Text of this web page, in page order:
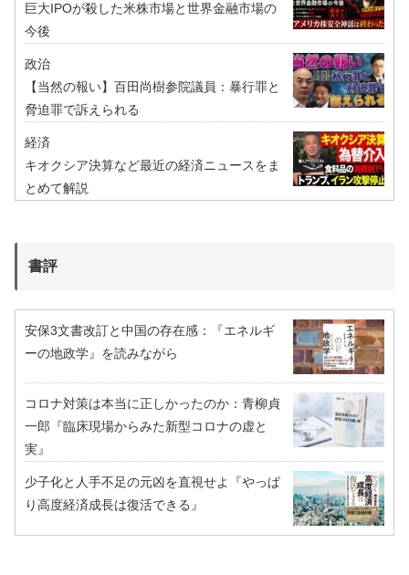
巨大IPOが殺した米株市場と世界金融市場の
今後
政治
【当然の報い】百田尚樹参院議員：暴行罪と
脅迫罪で訴えられる
経済
キオクシア決算など最近の経済ニュースをま
とめて解説
書評
安保3文書改訂と中国の存在感：『エネルギ
ーの地政学』を読みながら
コロナ対策は本当に正しかったのか：青柳貞
一郎『臨床現場からみた新型コロナの虚と
実』
少子化と人手不足の元凶を直視せよ『やっぱ
り高度経済成長は復活できる』